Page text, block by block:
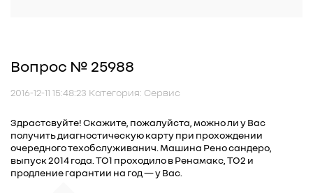
Вопрос № 25988
2016-12-11 15:48:23 Категория: Сервис
Здрастсвуйте! Скажите, пожалуйста, можно ли у Вас
получить диагностическую карту при прохождении
очередного техобслуживанич. Машина Рено сандеро,
выпуск 2014 года. ТО1 проходило в Ренамакс, ТО2 и
продление гарантии на год — у Вас.